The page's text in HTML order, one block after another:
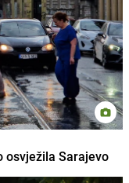
osvježila Sarajevo